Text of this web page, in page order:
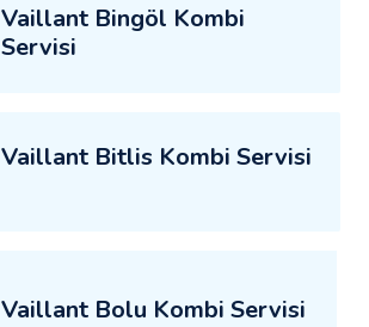
Vaillant Bingöl Kombi
Servisi
Vaillant Bitlis Kombi Servisi
Vaillant Bolu Kombi Servisi